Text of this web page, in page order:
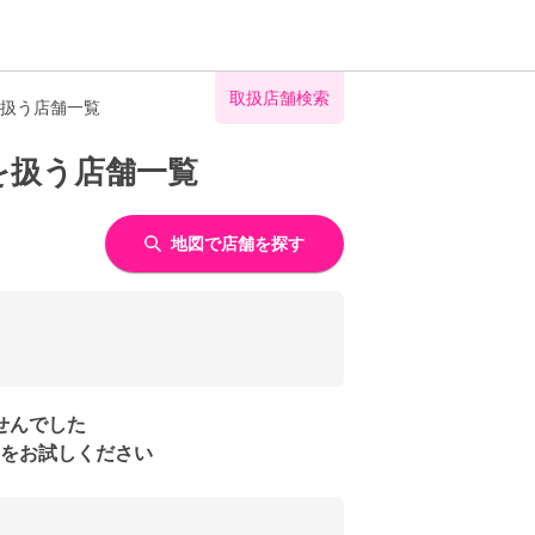
う店舗一覧 取扱店舗検索
う店舗一覧
地図で店舗を探す
んでした
お試しください